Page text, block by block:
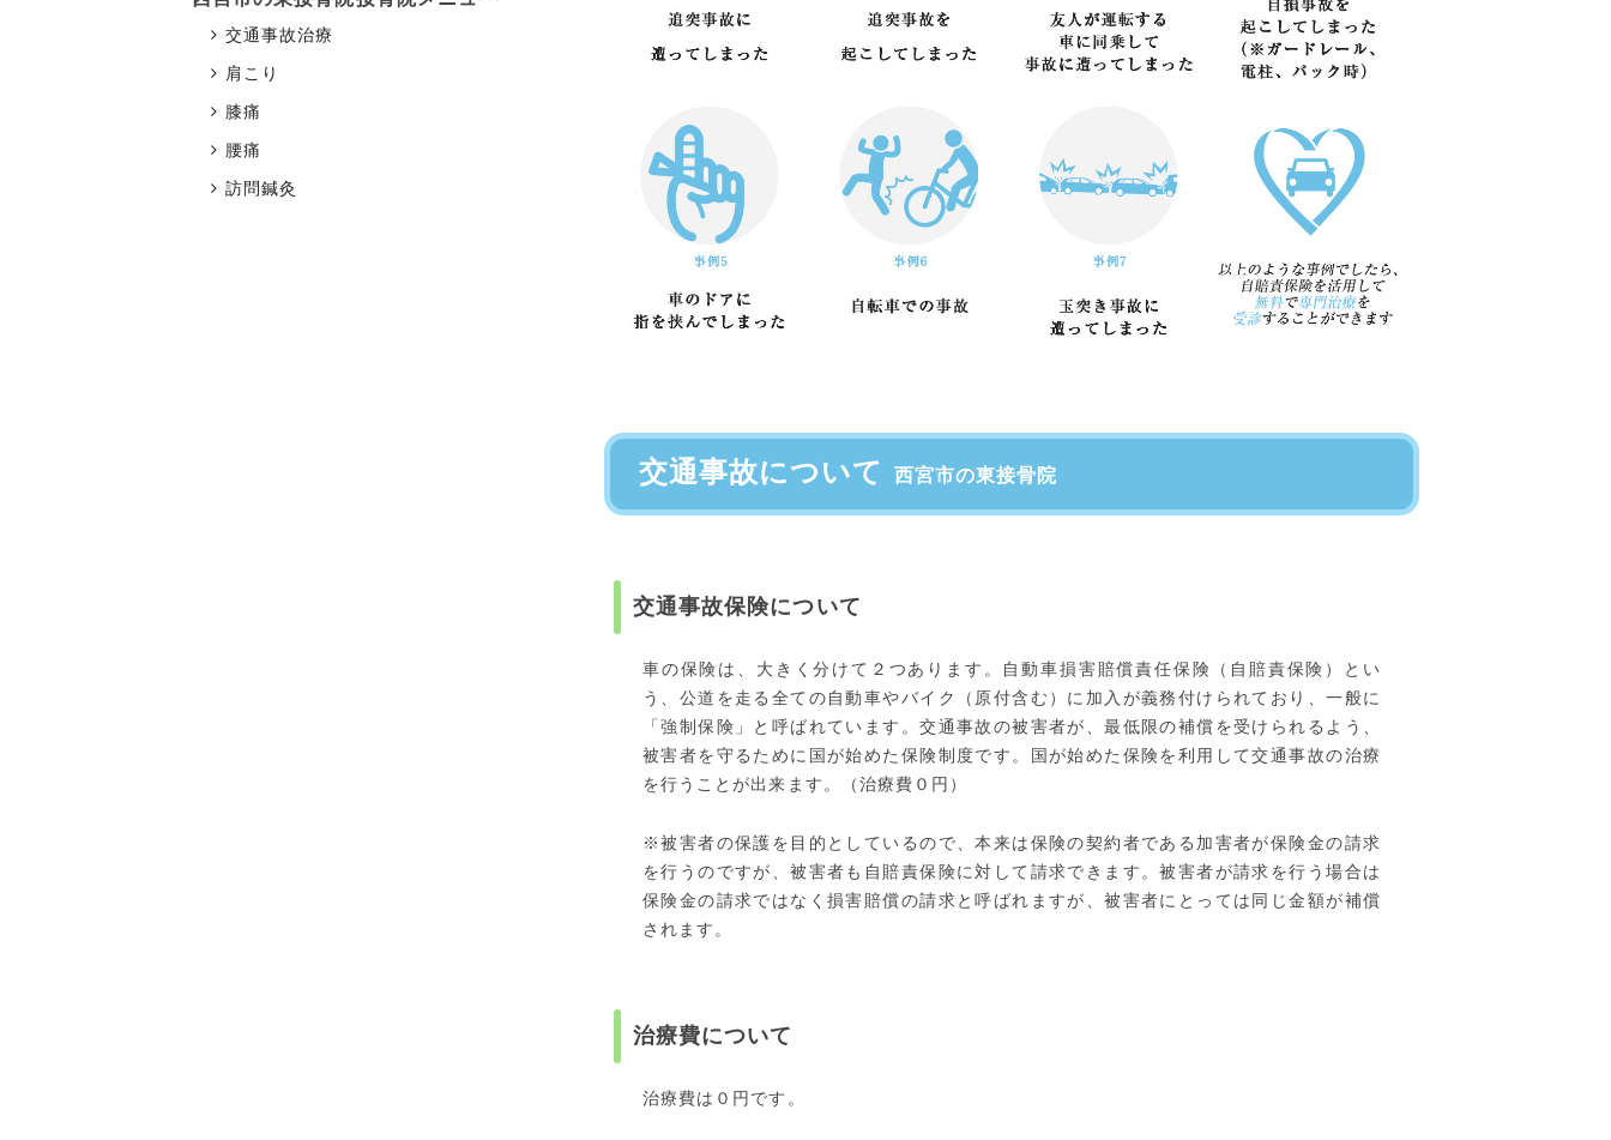
交通事故について 西宮市の東接骨院
交通事故保険について
車の保険は、大きく分けて２つあります。自動車損害賠償責任保険（自賠責保険）とい
う、公道を走る全ての自動車やバイク（原付含む）に加入が義務付けられており、一般に
「強制保険」と呼ばれています。交通事故の被害者が、最低限の補償を受けられるよう、
被害者を守るために国が始めた保険制度です。国が始めた保険を利用して交通事故の治療
を行うことが出来ます。（治療費０円）
※被害者の保護を目的としているので、本来は保険の契約者である加害者が保険金の請求
を行うのですが、被害者も自賠責保険に対して請求できます。被害者が請求を行う場合は
保険金の請求ではなく損害賠償の請求と呼ばれますが、被害者にとっては同じ金額が補償
されます。
治療費について
治療費は０円です。
交通事故治療
肩こり
膝痛
腰痛
訪問鍼灸